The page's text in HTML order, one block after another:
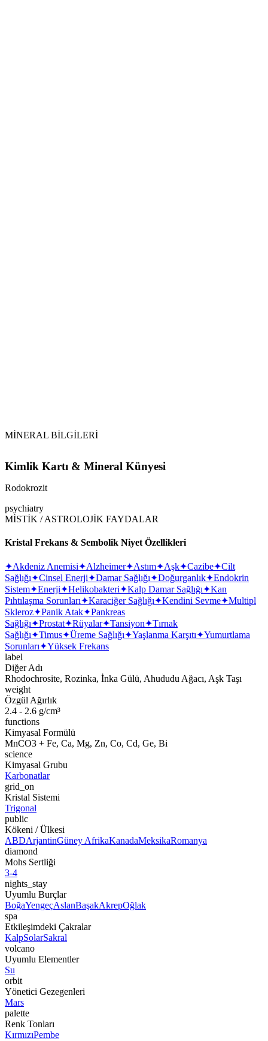
MİNERAL BİLGİLERİ
Kimlik Kartı & Mineral Künyesi
Rodokrozit
psychiatry
MİSTİK / ASTROLOJİK FAYDALAR
Kristal Frekans & Sembolik Niyet Özellikleri
✦Akdeniz Anemisi✦Alzheimer✦Astım✦Aşk✦Cazibe✦Cilt
Sağlığı✦Cinsel Enerji✦Damar Sağlığı✦Doğurganlık✦Endokrin
Sistem✦Enerji✦Helikobakteri✦Kalp Damar Sağlığı✦Kan
Pıhtılaşma Sorunları✦Karaciğer Sağlığı✦Kendini Sevme✦Multipl
Skleroz✦Panik Atak✦Pankreas
Sağlığı✦Prostat✦Rüyalar✦Tansiyon✦Tırnak
Sağlığı✦Timus✦Üreme Sağlığı✦Yaşlanma Karşıtı✦Yumurtlama
Sorunları✦Yüksek Frekans
label
Diğer Adı
Rhodochrosite, Rozinka, İnka Gülü, Ahududu Ağacı, Aşk Taşı
weight
Özgül Ağırlık
2.4 - 2.6 g/cm³
functions
Kimyasal Formülü
MnCO3 + Fe, Ca, Mg, Zn, Co, Cd, Ge, Bi
science
Kimyasal Grubu
Karbonatlar
grid_on
Kristal Sistemi
Trigonal
public
Kökeni / Ülkesi
ABDArjantinGüney AfrikaKanadaMeksikaRomanya
diamond
Mohs Sertliği
3-4
nights_stay
Uyumlu Burçlar
BoğaYengeçAslanBaşakAkrepOğlak
spa
Etkileşimdeki Çakralar
KalpSolarSakral
volcano
Uyumlu Elementler
Su
orbit
Yönetici Gezegenleri
Mars
palette
Renk Tonları
KırmızıPembe